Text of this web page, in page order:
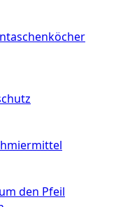
den Pfeil